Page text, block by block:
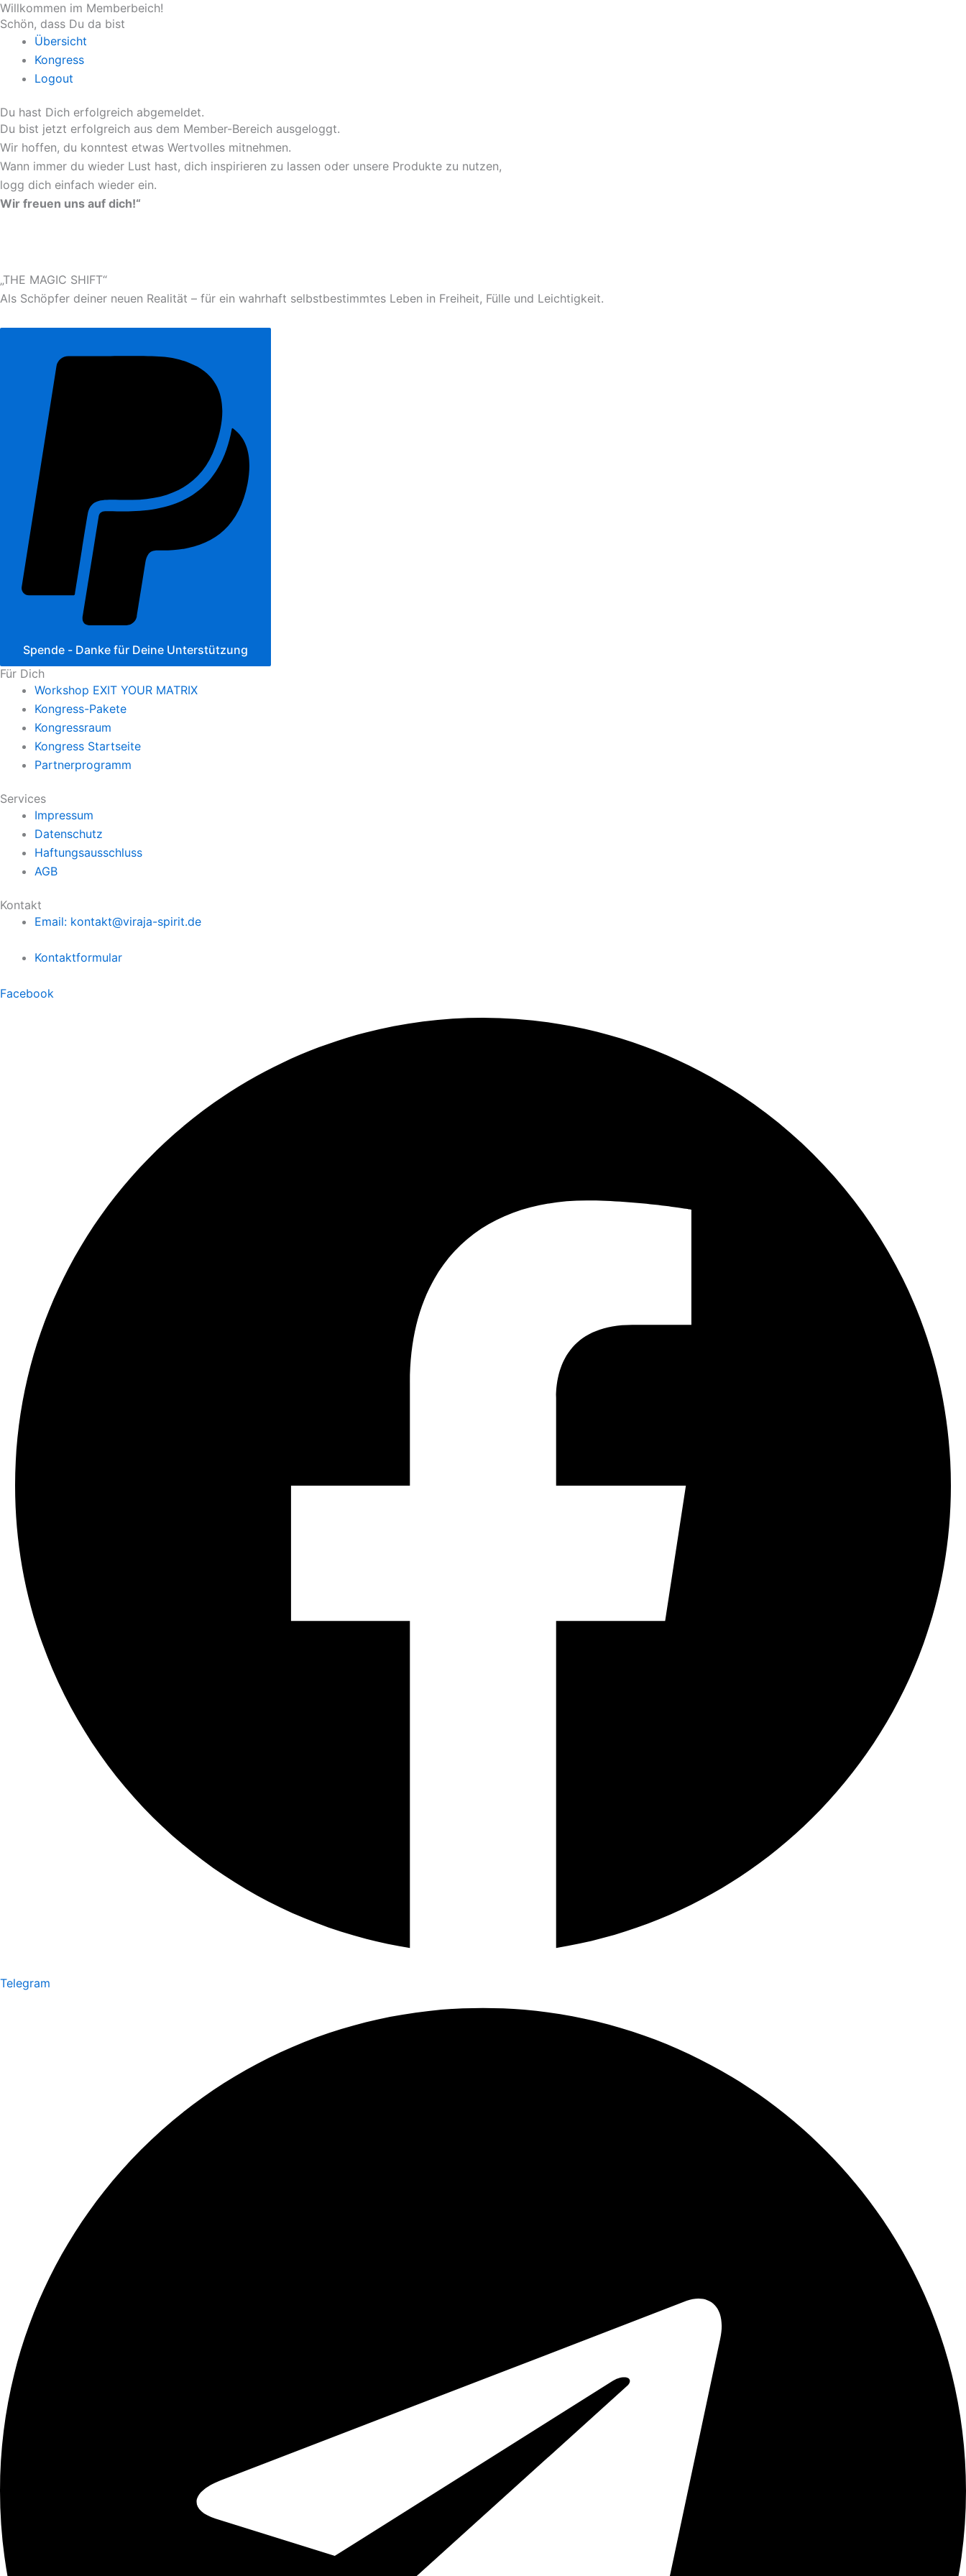
Zum
Inhalt
springen
Willkommen im Memberbeich!
Schön, dass Du da bist
Übersicht
Kongress
Logout
Du hast Dich erfolgreich abgemeldet.
Du bist jetzt erfolgreich aus dem Member-Bereich ausgeloggt.
Wir hoffen, du konntest etwas Wertvolles mitnehmen.
Wann immer du wieder Lust hast, dich inspirieren zu lassen oder unsere Produkte zu nutzen,
logg dich einfach wieder ein.
Wir freuen uns auf dich!“
„THE MAGIC SHIFT“
Als Schöpfer deiner neuen Realität – für ein wahrhaft selbstbestimmtes Leben in Freiheit, Fülle und Leichtigkeit.
Spende - Danke für Deine Unterstützung
Für Dich
Workshop EXIT YOUR MATRIX
Kongress-Pakete
Kongressraum
Kongress Startseite
Partnerprogramm
Services
Impressum
Datenschutz
Haftungsausschluss
AGB
Kontakt
Email: kontakt@viraja-spirit.de
Kontaktformular
Facebook
Telegram